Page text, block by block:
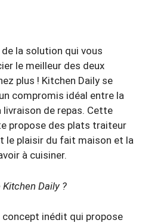
la solution qui vous
le meilleur des deux
plus ! Kitchen Daily se
compromis idéal entre la
de repas. Cette
propose des plats traiteur
le plaisir du fait maison et la
à cuisiner.
Kitchen Daily ?
concept inédit qui propose